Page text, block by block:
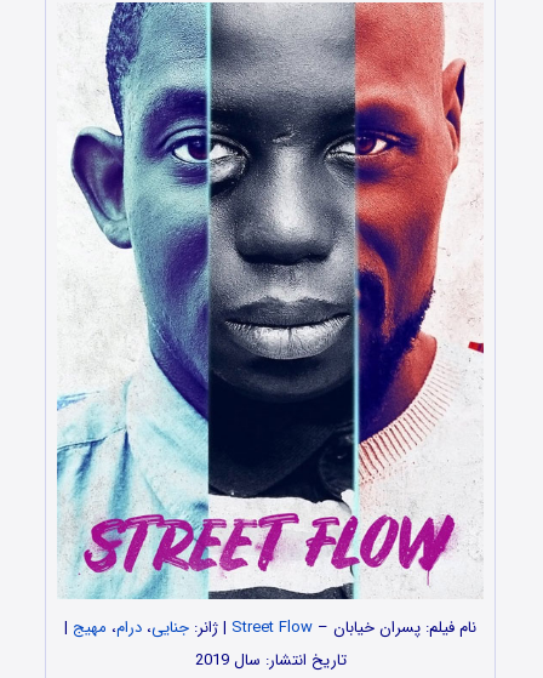
نام فیلم: پسران خیابان –
Street Flow | ژانر: جنایی، درام، مهیج |
تاریخ انتشار: سال 2019